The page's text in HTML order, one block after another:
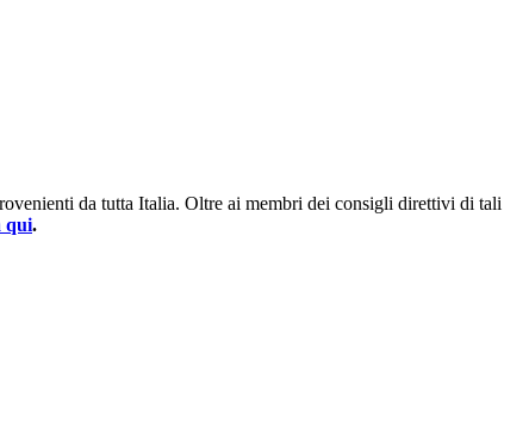
da tutta Italia. Oltre ai membri dei consigli direttivi di tali
qui.